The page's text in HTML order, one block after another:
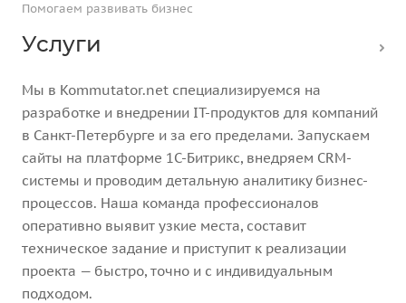
Помогаем развивать бизнес
Услуги
Мы в Kommutator.net специализируемся на
разработке и внедрении IT-продуктов для компаний
в Санкт-Петербурге и за его пределами. Запускаем
сайты на платформе 1С-Битрикс, внедряем CRM-
системы и проводим детальную аналитику бизнес-
процессов. Наша команда профессионалов
оперативно выявит узкие места, составит
техническое задание и приступит к реализации
проекта — быстро, точно и с индивидуальным
подходом.